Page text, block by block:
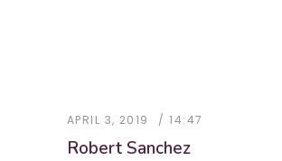
APRIL 3, 2019 14:47
Robert Sanchez